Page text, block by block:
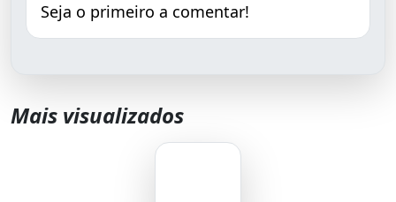
Seja o primeiro a comentar!
Mais visualizados